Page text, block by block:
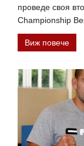
проведе своя
Championship
Виж повече